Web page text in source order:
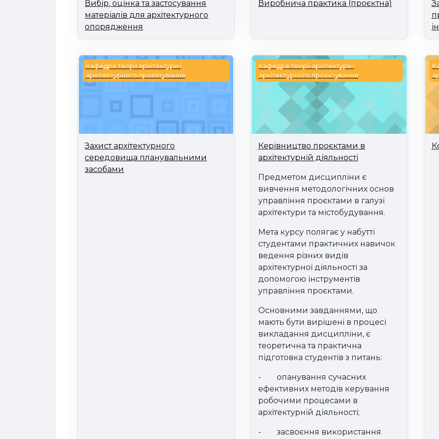
Вибір, оцінка та застосування
матеріалів для архітектурного
опорядження
Виробнича практика (проєктна)
Захист архітектурного середовища планувальними засобами
Кафедра теорії архітектури і
архітектурного проєктування
Захист архітектурного
середовища планувальними
засобами
Керівництво проєктами в архітектурній
Кафедра теорії архітектури і
архітектурного проєктування
Керівництво проєктами в
архітектурній діяльності
Предметом дисципліни є
вивчення методологічних основ
управління проєктами в галузі
архітектури та містобудування.
Мета курсу полягає у набутті
студентами практичних навичок
ведення різних видів
архітектурної діяльності за
допомогою інструментів
управління проєктами.
Основними завданнями, що
мають бути вирішені в процесі
викладання дисципліни, є
теоретична та практична
підготовка студентів з питань:
- опанування сучасних
ефективних методів керування
робочими процесами в
архітектурній діяльності;
- засвоєння використання